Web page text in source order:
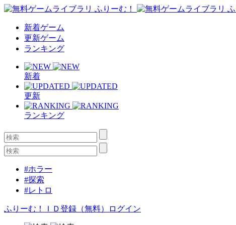
新着ゲーム
更新ゲーム
ランキング
新着
更新
ランキング
#ホラー
#探索
#レトロ
ふりーむ！ＩＤ登録（無料） ログイン